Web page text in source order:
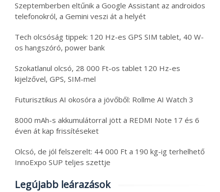
Szeptemberben eltűnik a Google Assistant az androidos
telefonokról, a Gemini veszi át a helyét
Tech olcsóság tippek: 120 Hz-es GPS SIM tablet, 40 W-
os hangszóró, power bank
Szokatlanul olcsó, 28 000 Ft-os tablet 120 Hz-es
kijelzővel, GPS, SIM-mel
Futurisztikus AI okosóra a jövőből: Rollme AI Watch 3
8000 mAh-s akkumulátorral jött a REDMI Note 17 és 6
éven át kap frissítéseket
Olcsó, de jól felszerelt: 44 000 Ft a 190 kg-ig terhelhető
InnoExpo SUP teljes szettje
Legújabb leárazások